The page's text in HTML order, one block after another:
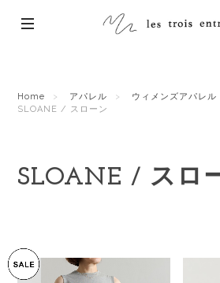
Home アパレル
ウィメンズアパレル
SLOANE / スローン
SLOANE / スロ